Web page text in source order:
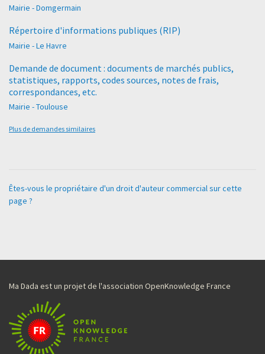
Mairie - Domgermain
Répertoire d'informations publiques (RIP)
Mairie - Le Havre
Demande de document : documents de marchés publics,
statistiques, rapports, codes sources, notes de frais,
correspondances, etc.
Mairie - Toulouse
Plus de demandes similaires
Êtes-vous le propriétaire d'un droit d'auteur commercial sur cette
page ?
Ma Dada est un projet de l'association OpenKnowledge France